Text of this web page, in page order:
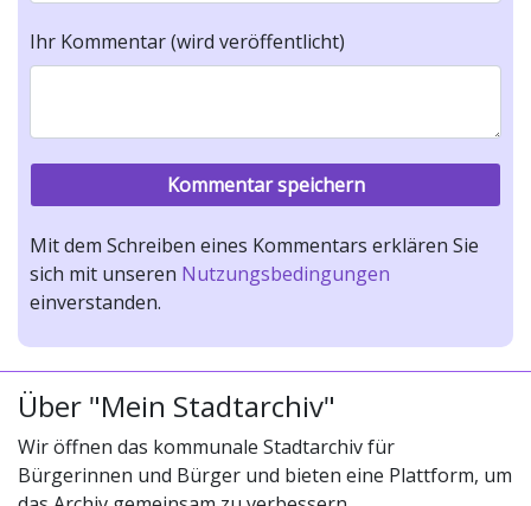
Ihr Kommentar (wird veröffentlicht)
Mit dem Schreiben eines Kommentars erklären Sie
sich mit unseren Nutzungsbedingungen
einverstanden.
Über "Mein Stadtarchiv"
Wir öffnen das kommunale Stadtarchiv für
Bürgerinnen und Bürger und bieten eine Plattform, um